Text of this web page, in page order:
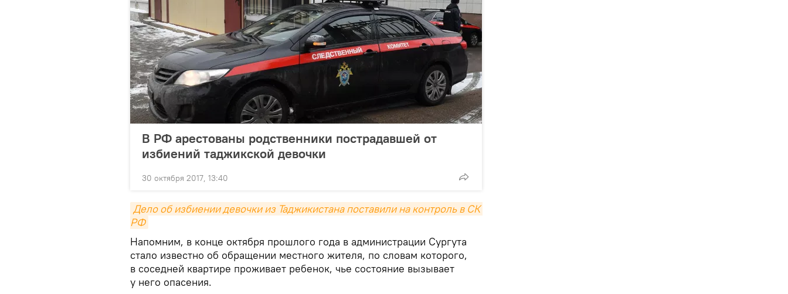
В РФ арестованы родственники пострадавшей от
избиений таджикской девочки
30 октября 2017, 13:40
Дело об избиении девочки из Таджикистана поставили на контроль в СК
РФ
Напомним, в конце октября прошлого года в администрации Сургута
стало известно об обращении местного жителя, по словам которого,
в соседней квартире проживает ребенок, чье состояние вызывает
у него опасения.